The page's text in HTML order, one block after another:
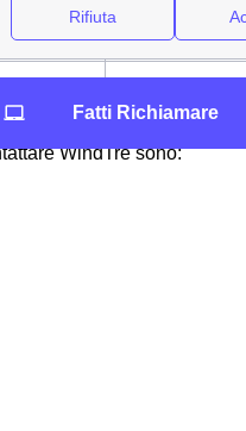
Indirizzo
WindTre sono:
Fatti Richiamare